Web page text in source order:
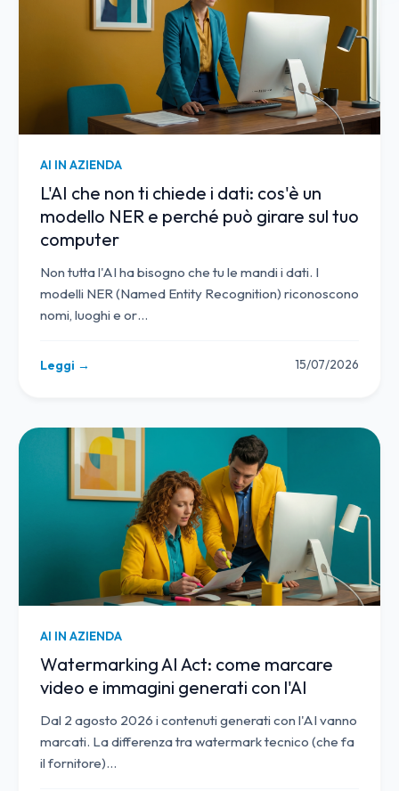
AI IN AZIENDA
L'AI che non ti chiede i dati: cos'è un
modello NER e perché può girare sul tuo
computer
Non tutta l'AI ha bisogno che tu le mandi i dati. I
modelli NER (Named Entity Recognition) riconoscono
nomi, luoghi e or…
Leggi → 15/07/2026
AI IN AZIENDA
Watermarking AI Act: come marcare
video e immagini generati con l'AI
Dal 2 agosto 2026 i contenuti generati con l'AI vanno
marcati. La differenza tra watermark tecnico (che fa
il fornitore)…